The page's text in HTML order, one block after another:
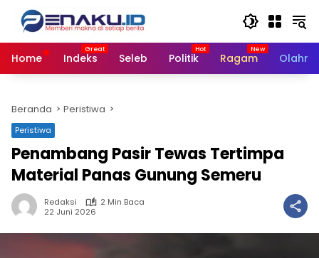
Langsung
konten
Home
Indeks Seleb Politik Ragam
Beranda Peristiwa
Peristiwa
Penambang Pasir Tewas Tertimpa
Material Panas Gunung Semeru
Redaksi
2 Min Baca
22 Juni 2026